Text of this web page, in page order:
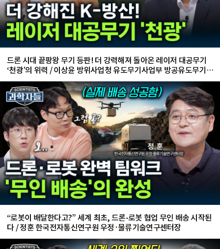
드론 시대 끝팡왕 무기 등판! 더 강력해져 돌아온 레이저 대공무기
‘천광’의 위력 / 이상윤 방위사업청 유도무기사업부 방공유도무기사
업팀 수석 전문관
“로봇이 배달한다고?” 세계 최초, 드론-로봇 협업 무인 배송 시작된
다 / 정훈 한국전자통신연구원 우정·물류기술연구센터장